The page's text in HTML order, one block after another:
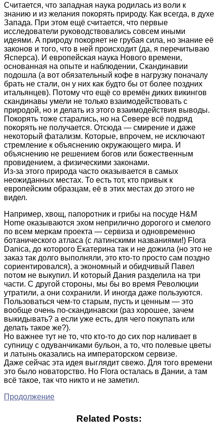
Считается, что западная наука родилась из воли к
знанию и из желания покорять природу. Как всегда, в духе
Запада. При этом ещё считается, что первые
исследователи руководствовались совсем иными
идеями. А природу покоряет не грубая сила, но знание её
законов и того, что в ней происходит (да, я перечитываю
Ясперса). И европейская наука Нового времени,
основанная на опыте и наблюдении, Скандинавии
подошла (а вот обязательный кофе в нагрузку поначалу
брать не стали, он у них как будто бы от более поздних
итальянцев). Потому что ещё со времён диких викингов
скандинавы умели не только взаимодействовать с
природой, но и делать из этого взаимодействия выводы.
Покорять тоже старались, но на Севере всё подряд
покорять не получается. Отсюда — смирение и даже
некоторый фатализм. Которые, впрочем, не исключают
стремление к объяснению окружающего мира. И
объяснению не решением богов или божественным
провидением, а физическими законами.
Из-за этого природа часто оказывается в самых
неожиданных местах. То есть тот, кто привык к
европейским образцам, её в этих местах до этого не
видел.
Например, хвощ, папоротник и грибы на посуде H&M
Home оказываются эхом неприлично дорогого и смелого
по всем меркам проекта — сервиза и одновременно
ботанического атласа (с латинскими названиями!) Flora
Danica, до которого Екатерина так и не дожила (но это не
заказ так долго выполняли, это кто-то просто сам поздно
сориентировался), а экономный и обидчивый Павел
потом не выкупил. И который Дания разделила на три
части. С другой стороны, мы бы во время Революции
утратили, а они сохранили. И иногда даже пользуются.
Пользоваться чем-то старым, пусть и ценным — это
вообще очень по-скандинавски (раз хорошее, зачем
выкидывать? а если уже есть, для чего покупать или
делать такое же?).
Но важнее тут не то, что кто-то до сих пор наливает в
супницу с одуванчиками бульон, а то, что полевые цветы
и латынь оказались на императорском сервизе.
Даже сейчас эта идея выглядит свежо. Для того времени
это было новаторство. Но Flora осталась в Дании, а там
всё такое, так что никто и не заметил.
Продолжение
Related Posts: